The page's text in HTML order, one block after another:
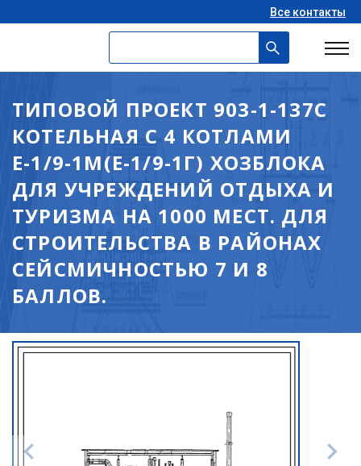
Все контакты
ТИПОВОЙ ПРОЕКТ 903-1-137С
КОТЕЛЬНАЯ С 4 КОТЛАМИ
Е-1/9-1М(Е-1/9-1Г) ХОЗБЛОКА
ДЛЯ УЧРЕЖДЕНИЙ ОТДЫХА И
ТУРИЗМА НА 1000 МЕСТ. ДЛЯ
СТРОИТЕЛЬСТВА В РАЙОНАХ
СЕЙСМИЧНОСТЬЮ 7 И 8
БАЛЛОВ.